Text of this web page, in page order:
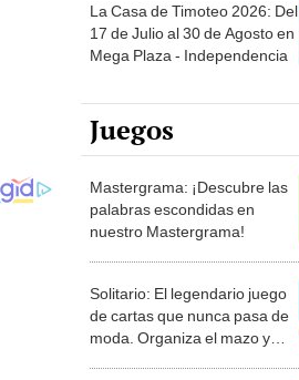
La Casa de Timoteo 2026: Del
17 de Julio al 30 de Agosto en
Mega Plaza - Independencia
Juegos
Mastergrama: ¡Descubre las
palabras escondidas en
nuestro Mastergrama!
Solitario: El legendario juego
de cartas que nunca pasa de
moda. Organiza el mazo y